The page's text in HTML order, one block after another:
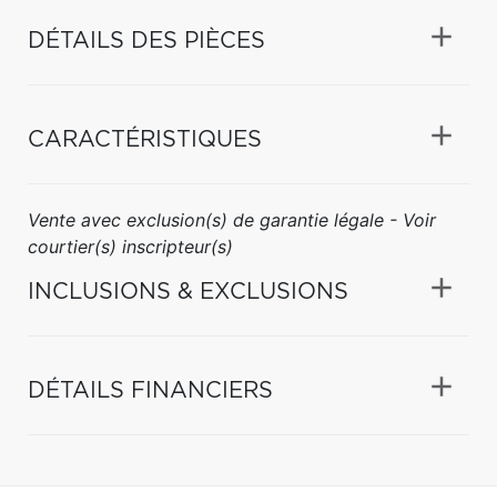
DÉTAILS DES PIÈCES
CARACTÉRISTIQUES
Vente avec exclusion(s) de garantie légale - Voir
courtier(s) inscripteur(s)
INCLUSIONS & EXCLUSIONS
DÉTAILS FINANCIERS